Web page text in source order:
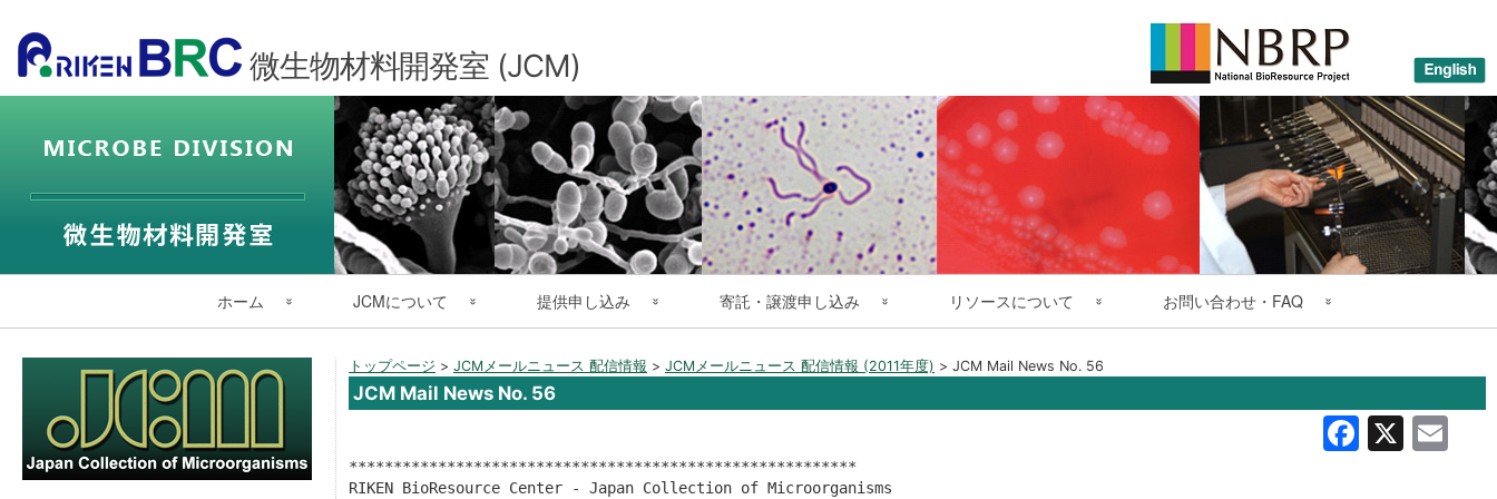
へ
ス
キ
ッ
プ
微生物材料開発室 (JCM)
ー
ホーム
微生物材料開発室 トップ
JCM English Page Top
理化学研究所 本所
JCMについて
JCMの紹介
JCM スタッフ
研究発表
提供申し込み
微生物株の提供申し込み
ゲノムDNAの提供申し込み
凍結乾燥およびＬ乾燥アンプルの開封法
寄託・譲渡申し込み
微生物株の寄託・譲渡申し込み
寄託ならびに公開の証明書
リソースについて
オンラインカタログ
過去一年間の新規公開株
お問い合わせ・FAQ
提供のFAQ
トップページ > JCMメールニュース 配信情報 > JCMメールニュース 配信情報 (2011年度) > JCM Mail News No. 56
JCM Mail News No. 56
X
*********************************************************
RIKEN BioResource Center - Japan Collection of Microorganisms